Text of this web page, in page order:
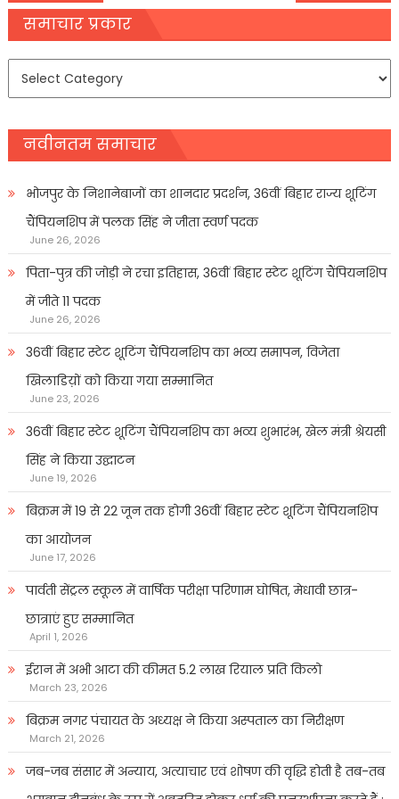
navigation
समाचार प्रकार
समाचार
नवीनतम समाचार
भोजपुर के निशानेबाजों का शानदार प्रदर्शन, 36वीं बिहार राज्य शूटिंग
चैंपियनशिप में पलक सिंह ने जीता स्वर्ण पदक
June 26, 2026
पिता-पुत्र की जोड़ी ने रचा इतिहास, 36वीं बिहार स्टेट शूटिंग चैंपियनशिप
में जीते 11 पदक
June 26, 2026
36वीं बिहार स्टेट शूटिंग चैंपियनशिप का भव्य समापन, विजेता
खिलाडिय़ों को किया गया सम्मानित
June 23, 2026
36वीं बिहार स्टेट शूटिंग चैंपियनशिप का भव्य शुभारंभ, खेल मंत्री श्रेयसी
सिंह ने किया उद्घाटन
June 19, 2026
बिक्रम में 19 से 22 जून तक होगी 36वीं बिहार स्टेट शूटिंग चैंपियनशिप
का आयोजन
June 17, 2026
पार्वती सेंट्रल स्कूल में वार्षिक परीक्षा परिणाम घोषित, मेधावी छात्र-
छात्राएं हुए सम्मानित
April 1, 2026
ईरान में अभी आटा की कीमत 5.2 लाख रियाल प्रति किलो
March 23, 2026
बिक्रम नगर पंचायत के अध्यक्ष ने किया अस्पताल का निरीक्षण
March 21, 2026
जब-जब संसार में अन्याय, अत्याचार एवं शोषण की वृद्धि होती है तब-तब